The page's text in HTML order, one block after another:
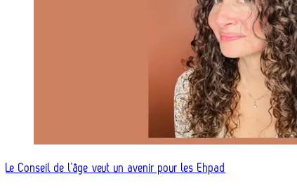
Le Conseil de l’âge veut un avenir pour les Ehpad